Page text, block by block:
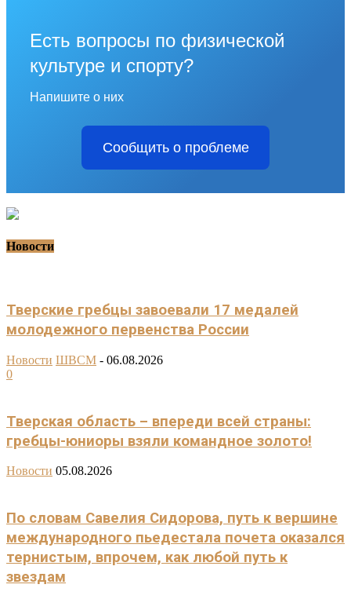
Есть вопросы по физической
культуре и спорту?
Напишите о них
Сообщить о проблеме
Новости
Тверские гребцы завоевали 17 медалей
молодежного первенства России
Новости ШВСМ - 06.08.2026
0
Тверская область – впереди всей страны:
гребцы-юниоры взяли командное золото!
Новости 05.08.2026
По словам Савелия Сидорова, путь к вершине
международного пьедестала почета оказался
тернистым, впрочем, как любой путь к
звездам